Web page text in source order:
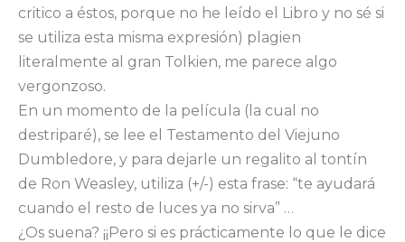
critico a éstos, porque no he leído el Libro y no sé si
se utiliza esta misma expresión) plagien
literalmente al gran Tolkien, me parece algo
vergonzoso.
En un momento de la película (la cual no
destriparé), se lee el Testamento del Viejuno
Dumbledore, y para dejarle un regalito al tontín
de Ron Weasley, utiliza (+/-) esta frase: “te ayudará
cuando el resto de luces ya no sirva” …
¿Os suena? ¡¡Pero si es prácticamente lo que le dice